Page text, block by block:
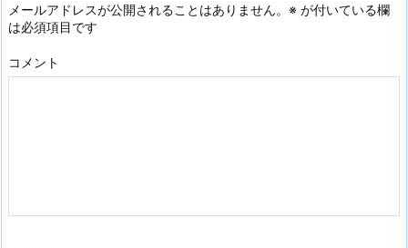
メールアドレスが公開されることはありません。 ※ が付いている欄
は必須項目です
コメント